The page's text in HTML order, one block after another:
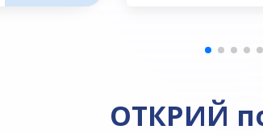
ОТКРИЙ